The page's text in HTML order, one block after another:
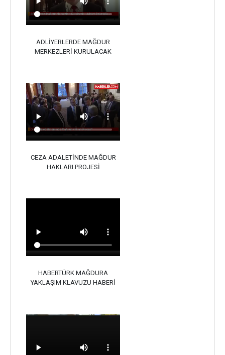
ADLİYERLERDE MAĞDUR
MERKEZLERİ KURULACAK
CEZA ADALETİNDE MAĞDUR
HAKLARI PROJESİ
HABERTÜRK MAĞDURA
YAKLAŞIM KLAVUZU HABERİ